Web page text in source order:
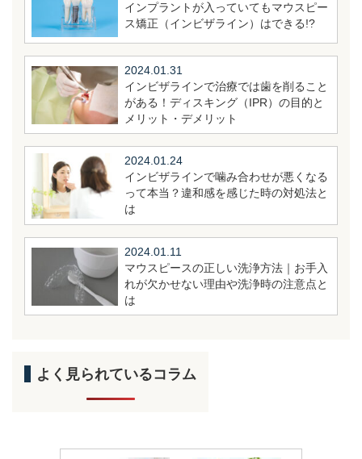
インプラントが入っていてもマウスピー
ス矯正（インビザライン）はできる!?
2024.01.31
インビザラインで治療では歯を削ること
がある！ディスキング（IPR）の目的と
メリット・デメリット
2024.01.24
インビザラインで噛み合わせが悪くなる
って本当？違和感を感じた時の対処法と
は
2024.01.11
マウスピースの正しい洗浄方法｜お手入
れが欠かせない理由や洗浄時の注意点と
は
よく見られているコラム